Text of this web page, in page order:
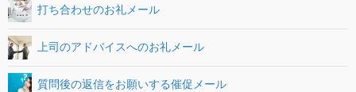
打ち合わせのお礼メール
上司のアドバイスへのお礼メール
質問後の返信をお願いする催促メール